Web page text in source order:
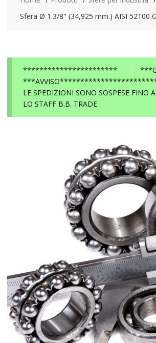
Sfera Ø 1.3/8" (34,925 mm.) AISI 52100
***********************
LE SPEDIZIONI SONO SOSPESE FINO
LO STAFF B.B. TRADE